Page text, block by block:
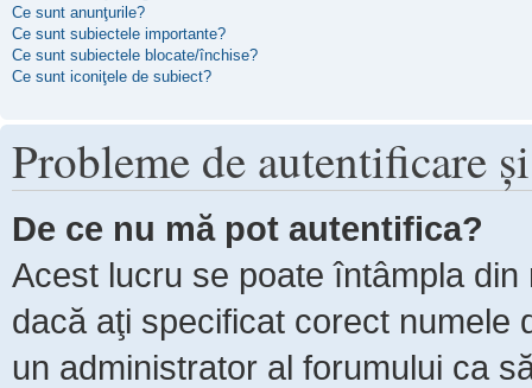
Ce sunt anunţurile?
Ce sunt subiectele importante?
Ce sunt subiectele blocate/închise?
Ce sunt iconiţele de subiect?
Probleme de autentificare
De ce nu mă pot autentifica?
Acest lucru se poate întâmpla
dacă aţi specificat corect numele
un administrator al forumului ca